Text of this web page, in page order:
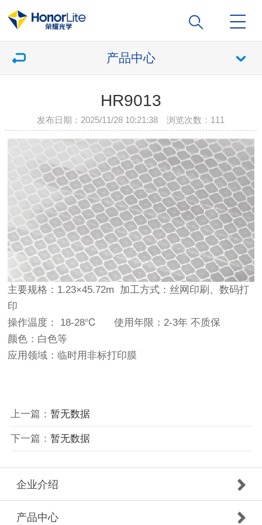
产品中心
HR9013
发布日期：2025/11/28 10:21:38 浏览次数： 111
主要规格：1.23×45.72m 加工方式：丝网印刷、数码打
印
操作温度： 18-28℃ 使用年限：2-3年 不质保
颜色：白色等
应用领域：临时用非标打印膜
上一篇： 暂无数据
下一篇： 暂无数据
企业介绍
产品中心